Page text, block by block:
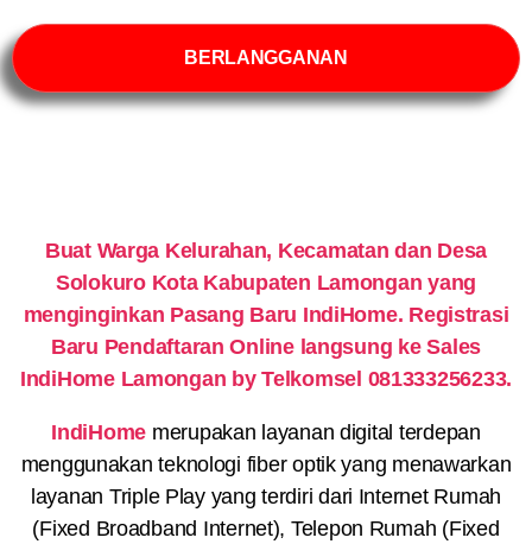
BERLANGGANAN
Buat Warga Kelurahan, Kecamatan dan Desa
Solokuro Kota Kabupaten Lamongan yang
menginginkan Pasang Baru IndiHome. Registrasi
Baru Pendaftaran Online langsung ke Sales
IndiHome Lamongan by Telkomsel 081333256233.
IndiHome merupakan layanan digital terdepan
menggunakan teknologi fiber optik yang menawarkan
layanan Triple Play yang terdiri dari Internet Rumah
(Fixed Broadband Internet), Telepon Rumah (Fixed